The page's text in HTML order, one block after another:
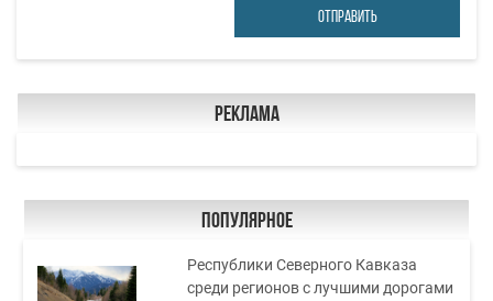
ОТПРАВИТЬ
Реклама
Популярное
Республики Северного Кавказа
среди регионов с лучшими дорогами